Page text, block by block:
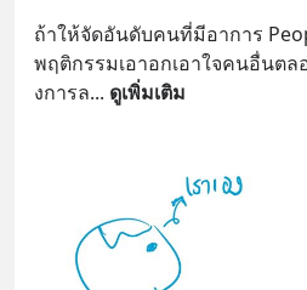
ถ้าให้จัดอันดับคนที่มีอาการ
พฤติกรรมเอาอกเอาใจคนอื่นตล
งการล... ดูเพิ่มเติม